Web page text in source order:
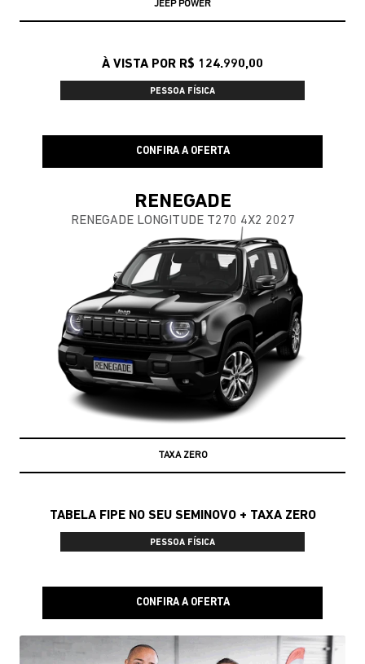
JEEP POWER
À VISTA POR R$ 124.990,00
PESSOA FÍSICA
CONFIRA A OFERTA
RENEGADE
RENEGADE LONGITUDE T270 4X2 2027
TAXA ZERO
TABELA FIPE NO SEU SEMINOVO + TAXA ZERO
PESSOA FÍSICA
CONFIRA A OFERTA